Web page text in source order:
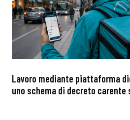
Lavoro mediante piattaforma
uno schema di decreto carente